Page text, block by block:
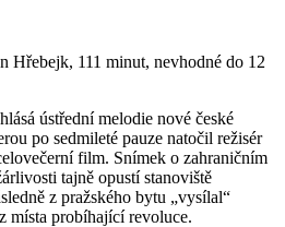
Hřebejk, 111 minut, nevhodné do 12
ústřední melodie nové české
po sedmileté pauze natočil režisér
film. Snímek o zahraničním
tajně opustí stanoviště
z pražského bytu „vysílal“
místa probíhající revoluce.